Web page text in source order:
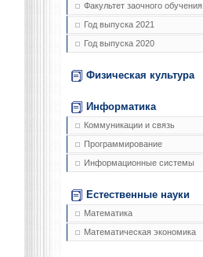
Факультет заочного обучения
Год выпуска 2021
Год выпуска 2020
Физическая культура
Информатика
Коммуникации и связь
Программирование
Информационные системы
Естественные науки
Математика
Математическая экономика